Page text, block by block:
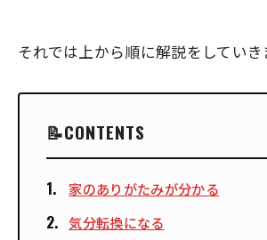
それでは上から順に解説をしていき
CONTENTS
家のありがたみが分かる
気分転換になる